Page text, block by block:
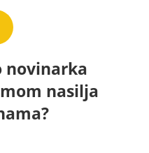
novinarka
nasilja